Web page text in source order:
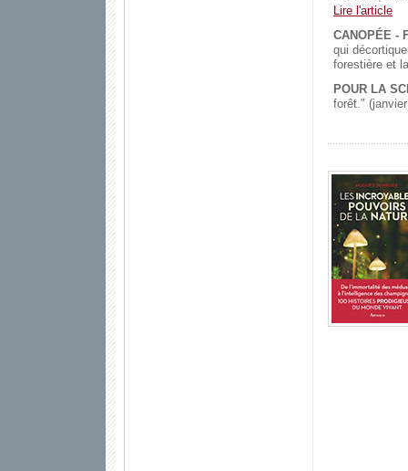
Lire l'article
CANOPÉE -
qui
forestière et
POUR LA
forêt."